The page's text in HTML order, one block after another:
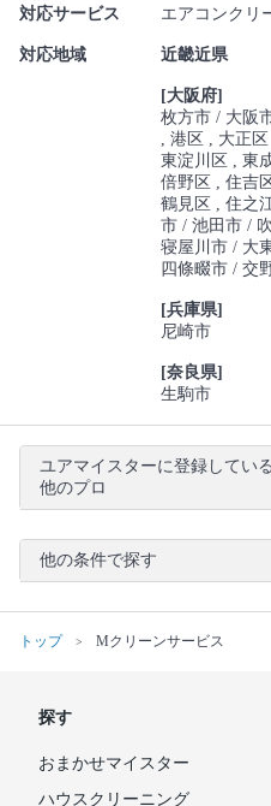
対応サービス エアコンクリ
対応地域 近畿近県
[大阪府]
枚方市 大阪
港区
大正区
東淀川区
東
倍野区
住吉
鶴見区
住之
市 池田市
寝屋川市 大
四條畷市 交
[兵庫県]
尼崎市
[奈良県]
生駒市
ユアマイスターに登録している
他のプロ
他の条件で探す
トップ Mクリーンサービス
探す
おまかせマイスター
ハウスクリーニング